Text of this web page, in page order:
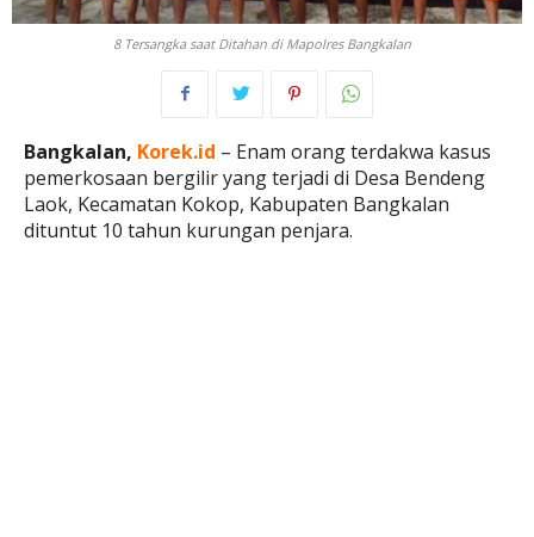
8 Tersangka saat Ditahan di Mapolres Bangkalan
Bangkalan, Korek.id – Enam orang terdakwa kasus
pemerkosaan bergilir yang terjadi di Desa Bendeng
Laok, Kecamatan Kokop, Kabupaten Bangkalan
dituntut 10 tahun kurungan penjara.